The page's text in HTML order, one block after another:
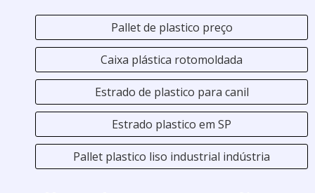
Pallet de plastico preço
Caixa plástica rotomoldada
Estrado de plastico para canil
Estrado plastico em SP
Pallet plastico liso industrial indústria